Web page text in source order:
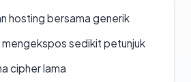
hosting bersama generik
mengekspos sedikit petunjuk
cipher lama